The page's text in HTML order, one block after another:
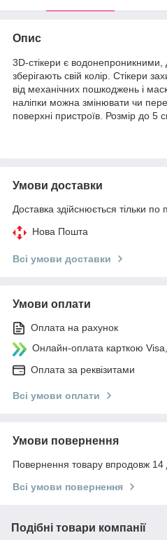
Опис
3D-стікери є водонепроникними,
зберігають свій колір. Стікери
від механічних пошкоджень і
наліпки можна змінювати чи
поверхні пристроїв. Розмір до 5
Умови доставки
Доставка здійснюється тільки по
Нова Пошта
Всі умови доставки
Умови оплати
Оплата на рахунок
Онлайн-оплата карткою
Оплата за реквізитами
Всі умови оплати
Умови повернення
Повернення товару впродовж 14
Всі умови повернення
Подібні товари компанії